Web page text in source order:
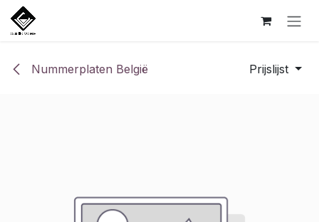
Overslaan naar inhoud
Nummerplaten België Prijslijst